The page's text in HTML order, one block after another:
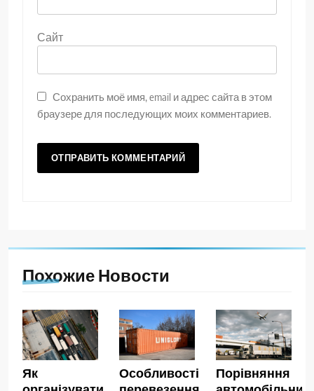
Сайт
Сохранить моё имя, email и адрес сайта в этом
браузере для последующих моих комментариев.
Похожие Новости
Як
Особливості
Порівняння